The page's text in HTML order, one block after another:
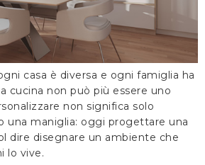
casa è diversa e ogni famiglia ha
cucina non può più essere uno
non significa solo
una maniglia: oggi progettare una
dire disegnare un ambiente che
lo vive.